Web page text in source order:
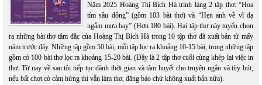
Năm 2025 Hoàng Thị Bích Hà trình làng 2 tập thơ: “Hoa
tím sầu đông” (gồm 103 bài thơ) và “Hẹn anh về vĩ dạ
ngắm mưa bay” (Hơn 180 bài). Hai tập thơ này tuyển chọn
ra những bài thơ tâm đắc của Hoàng Thị Bích Hà trong 10 tập thơ đã xuất bản từ mấy
năm trước đây. Những tập gồm 50 bài, mỗi tập lọc ra khoảng 10-15 bài, trong những tập
gồm có 100 bài thơ lọc ra khoảng 15-20 bài. (Đây là 2 tập thơ cuối cùng khép lại việc in
thơ. Từ nay về sau tôi tiếp tục dành thời gian và tâm huyết cho truyện ngắn và tùy bút,
nếu bất chợt có cảm hứng thì vẫn làm thơ, đăng báo chứ không xuất bản nữa).